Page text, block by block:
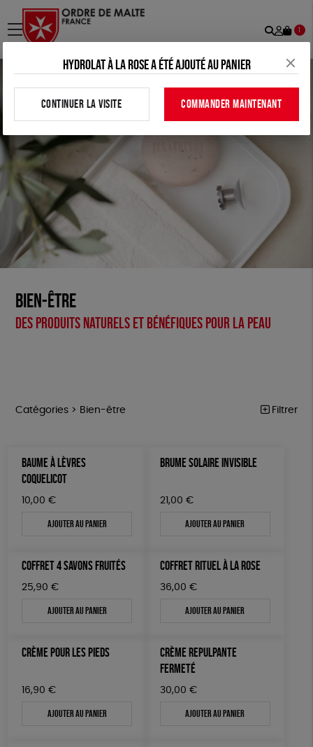
menu
Mon
1
Bien-être
Des produits naturels et bénéfiques pour la peau
Catégories > Bien-être Filtrer
ACCESSOIRES
MAISON
BIEN-ÊTRE
TOUT
Par défaut
Popularité
Nouveauté
Prix : du - cher au + cher
Prix
50 € - 100 €
150 € - 200 €
Plus de 200€
Couleur
Mots clés
BAUME À LÈVRES
COQUELICOT
10,00 €
Ajouter au panier
BRUME SOLAIRE INVISIBLE
21,00 €
Ajouter au panier
COFFRET 4 SAVONS FRUITÉS
25,90 €
Ajouter au panier
COFFRET RITUEL À LA ROSE
36,00 €
Ajouter au panier
CRÈME POUR LES PIEDS
16,90 €
Ajouter au panier
CRÈME REPULPANTE
FERMETÉ
30,00 €
Ajouter au panier
Hydrolat à la rose a été ajouté au panier
CONTINUER LA VISITE COMMANDER MAINTENANT